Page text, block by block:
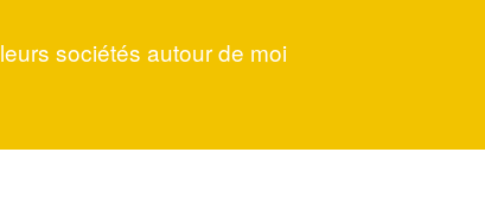
sociétés autour de moi